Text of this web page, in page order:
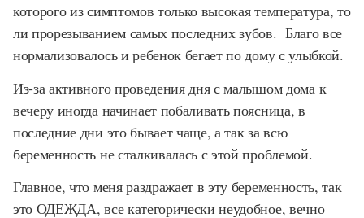
которого из симптомов только высокая температура, то
ли прорезыванием самых последних зубов. Благо все
нормализовалось и ребенок бегает по дому с улыбкой.
Из-за активного проведения дня с малышом дома к
вечеру иногда начинает побаливать поясница, в
последние дни это бывает чаще, а так за всю
беременность не сталкивалась с этой проблемой.
Главное, что меня раздражает в эту беременность, так
это ОДЕЖДА, все категорически неудобное, вечно